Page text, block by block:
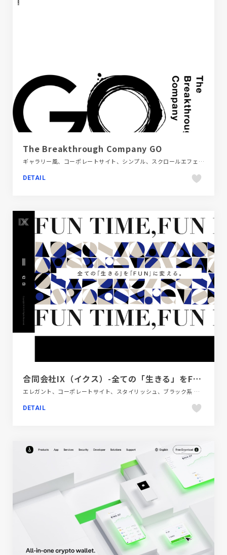
The Breakthrough Company GO
ギャラリー風、コーポレートサイト、シンプル、スクロールエフェクト、スタイリッシュ、タイポグラフィー、ダイナミック、デザイン・アート・音楽・文芸、フラットデザイン、ブラック系 、ホワイト系、手書き・ハンドメイド
DETAIL
合同会社IX（イクス）-全ての「生きる」をFUNに変える。
エレガント、コーポレートサイト、スタイリッシュ、ブラック系 、ホワイト系、金融・法律・人材・専門職
DETAIL